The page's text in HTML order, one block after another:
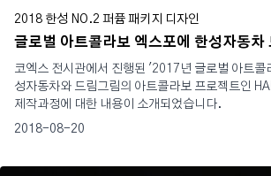
2018 한성 NO.2 퍼퓸 패키지 디자인
글로벌 아트콜라보 엑스포에 한성자동차
코엑스 전시관에서 진행된 '2017년 글로벌 아트콜
성자동차와 드림그림의 아트콜라보 프로젝트인
제작과정에 대한 내용이 소개되었습니다.
2018-08-20